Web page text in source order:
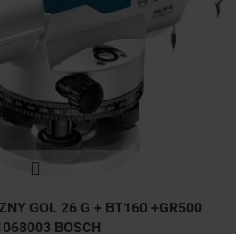
GOL 26 G + BT160 +GR500
BOSCH